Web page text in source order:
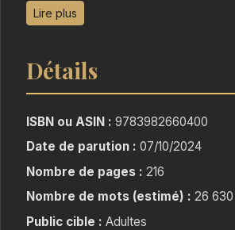
commun : l’environnement.
évènement, jusqu’à une
pleine évolution, chaque
Ce livre propose non seulement
alternatifs, enthousiastes et
pose aussi, de façon parfois
question de l’inaction.
Lire plus
Détails
ISBN ou ASIN : 9783982660400
Date de parution : 07/10/2024
Nombre de pages : 216
Nombre de mots (estimé) : 26 630
Public cible : Adultes